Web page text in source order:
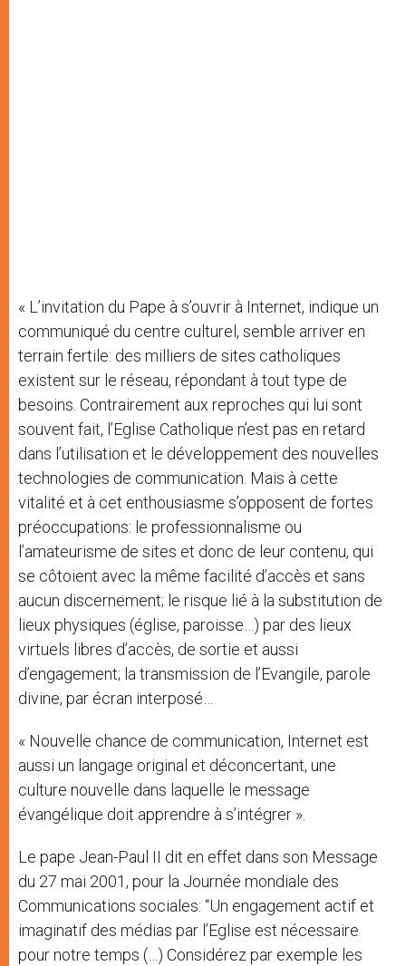
« L’invitation du Pape à s’ouvrir à Internet, indique un
communiqué du centre culturel, semble arriver en
terrain fertile: des milliers de sites catholiques
existent sur le réseau, répondant à tout type de
besoins. Contrairement aux reproches qui lui sont
souvent fait, l’Eglise Catholique n’est pas en retard
dans l’utilisation et le développement des nouvelles
technologies de communication. Mais à cette
vitalité et à cet enthousiasme s’opposent de fortes
préoccupations: le professionnalisme ou
l’amateurisme de sites et donc de leur contenu, qui
se côtoient avec la même facilité d’accès et sans
aucun discernement; le risque lié à la substitution de
lieux physiques (église, paroisse…) par des lieux
virtuels libres d’accès, de sortie et aussi
d’engagement; la transmission de l’Evangile, parole
divine, par écran interposé…
« Nouvelle chance de communication, Internet est
aussi un langage original et déconcertant, une
culture nouvelle dans laquelle le message
évangélique doit apprendre à s’intégrer ».
Le pape Jean-Paul II dit en effet dans son Message
du 27 mai 2001, pour la Journée mondiale des
Communications sociales: “Un engagement actif et
imaginatif des médias par l’Eglise est nécessaire
pour notre temps (…) Considérez par exemple les